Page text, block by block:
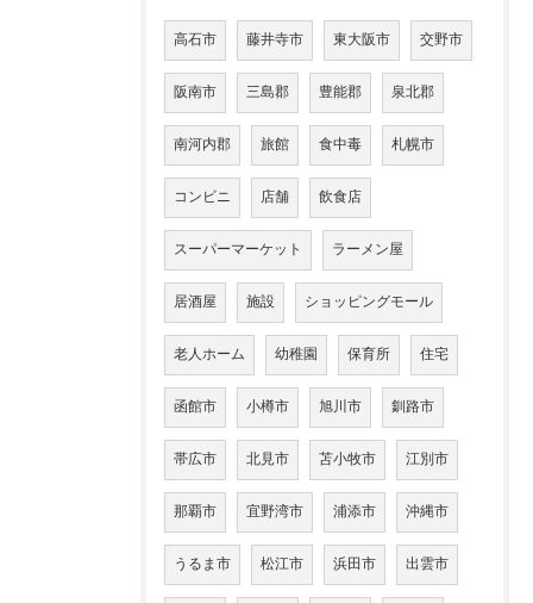
高石市 藤井寺市 東大阪市 交野市
阪南市 三島郡 豊能郡 泉北郡
南河内郡 旅館 食中毒 札幌市
コンビニ 店舗 飲食店
スーパーマーケット ラーメン屋
居酒屋 施設 ショッピングモール
老人ホーム 幼稚園 保育所 住宅
函館市 小樽市 旭川市 釧路市
帯広市 北見市 苫小牧市 江別市
那覇市 宜野湾市 浦添市 沖縄市
うるま市 松江市 浜田市 出雲市